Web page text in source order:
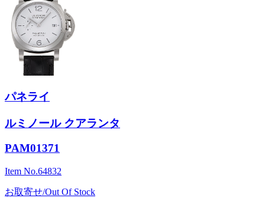
パネライ
ルミノール クアランタ
PAM01371
Item No.64832
お取寄せ/Out Of Stock